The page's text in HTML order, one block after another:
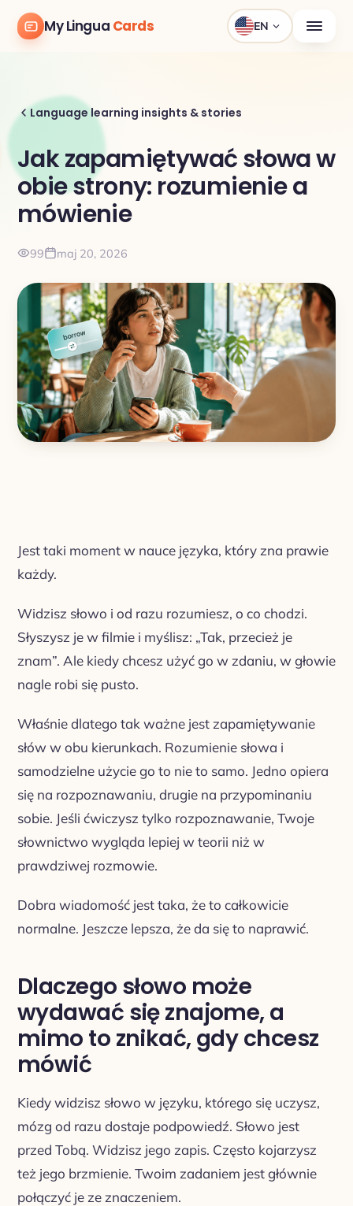
My Lingua Cards EN
Language learning insights & stories
Jak zapamiętywać słowa w
obie strony: rozumienie a
mówienie
99 maj 20, 2026
Jest taki moment w nauce języka, który zna prawie
każdy.
Widzisz słowo i od razu rozumiesz, o co chodzi.
Słyszysz je w filmie i myślisz: „Tak, przecież je
znam”. Ale kiedy chcesz użyć go w zdaniu, w głowie
nagle robi się pusto.
Właśnie dlatego tak ważne jest zapamiętywanie
słów w obu kierunkach. Rozumienie słowa i
samodzielne użycie go to nie to samo. Jedno opiera
się na rozpoznawaniu, drugie na przypominaniu
sobie. Jeśli ćwiczysz tylko rozpoznawanie, Twoje
słownictwo wygląda lepiej w teorii niż w
prawdziwej rozmowie.
Dobra wiadomość jest taka, że to całkowicie
normalne. Jeszcze lepsza, że da się to naprawić.
Dlaczego słowo może
wydawać się znajome, a
mimo to znikać, gdy chcesz
mówić
Kiedy widzisz słowo w języku, którego się uczysz,
mózg od razu dostaje podpowiedź. Słowo jest
przed Tobą. Widzisz jego zapis. Często kojarzysz
też jego brzmienie. Twoim zadaniem jest głównie
połączyć je ze znaczeniem.